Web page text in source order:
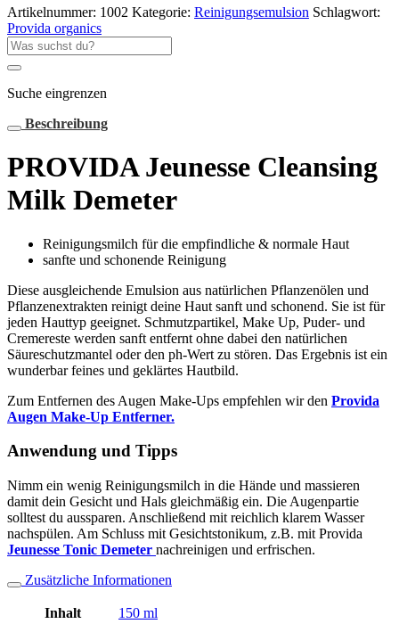
Menge
Artikelnummer: 1002 Kategorie: Reinigungsemulsion Schlagwort:
Provida organics
Suche
nach:
Suche eingrenzen
Beschreibung
PROVIDA Jeunesse Cleansing
Milk Demeter
Reinigungsmilch für die empfindliche & normale Haut
sanfte und schonende Reinigung
Diese ausgleichende Emulsion aus natürlichen Pflanzenölen und
Pflanzenextrakten reinigt deine Haut sanft und schonend. Sie ist für
jeden Hauttyp geeignet. Schmutzpartikel, Make Up, Puder- und
Cremereste werden sanft entfernt ohne dabei den natürlichen
Säureschutzmantel oder den ph-Wert zu stören. Das Ergebnis ist ein
wunderbar feines und geklärtes Hautbild.
Zum Entfernen des Augen Make-Ups empfehlen wir den Provida
Augen Make-Up Entferner.
Anwendung und Tipps
Nimm ein wenig Reinigungsmilch in die Hände und massieren
damit dein Gesicht und Hals gleich­mäßig ein. Die Augenpartie
solltest du aussparen. An­schließend mit reich­lich klarem Wasser
nachspülen. Am Schluss mit Gesichtstonikum, z.B. mit Provida
Jeunesse Tonic Demeter nachreinigen und erfrischen.
Zusätzliche Informationen
Inhalt 150 ml